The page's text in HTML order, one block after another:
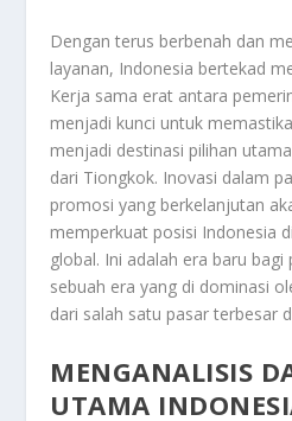
Dengan terus berbenah dan
layanan, Indonesia bertekad
Kerja sama erat antara
menjadi kunci untuk
menjadi destinasi pilihan
dari Tiongkok. Inovasi dalam
promosi yang berkelanjutan
memperkuat posisi Indonesia
global. Ini adalah era baru
sebuah era yang di dominasi
dari salah satu pasar terbesar
MENGANALISIS
UTAMA